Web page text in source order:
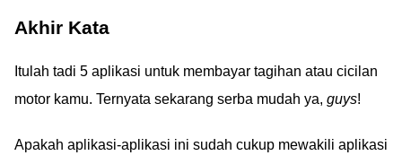
Akhir Kata
Itulah tadi 5 aplikasi untuk membayar tagihan atau cicilan
motor kamu. Ternyata sekarang serba mudah ya, guys!
Apakah aplikasi-aplikasi ini sudah cukup mewakili aplikasi